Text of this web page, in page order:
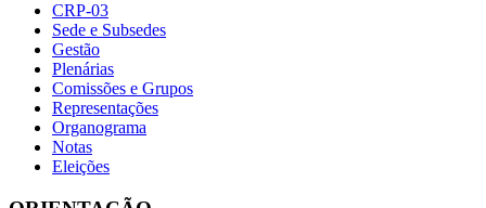
CRP-03
Sede e Subsedes
Gestão
Plenárias
Comissões e Grupos
Representações
Organograma
Notas
Eleições